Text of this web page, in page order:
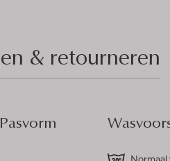
& retourneren